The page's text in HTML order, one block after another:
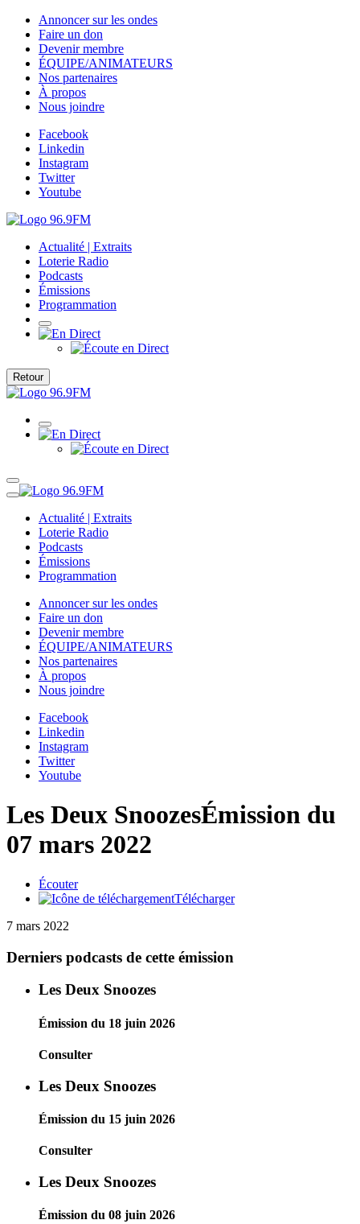
Annoncer sur les ondes
Faire un don
Devenir membre
ÉQUIPE/ANIMATEURS
Nos partenaires
À propos
Nous joindre
Facebook
Linkedin
Instagram
Twitter
Youtube
Actualité | Extraits
Loterie Radio
Podcasts
Émissions
Programmation
Retour
Actualité | Extraits
Loterie Radio
Podcasts
Émissions
Programmation
Annoncer sur les ondes
Faire un don
Devenir membre
ÉQUIPE/ANIMATEURS
Nos partenaires
À propos
Nous joindre
Facebook
Linkedin
Instagram
Twitter
Youtube
Les Deux SnoozesÉmission du
07 mars 2022
Écouter
Télécharger
7 mars 2022
Derniers podcasts de cette émission
Les Deux Snoozes
Émission du 18 juin 2026
Consulter
Les Deux Snoozes
Émission du 15 juin 2026
Consulter
Les Deux Snoozes
Émission du 08 juin 2026